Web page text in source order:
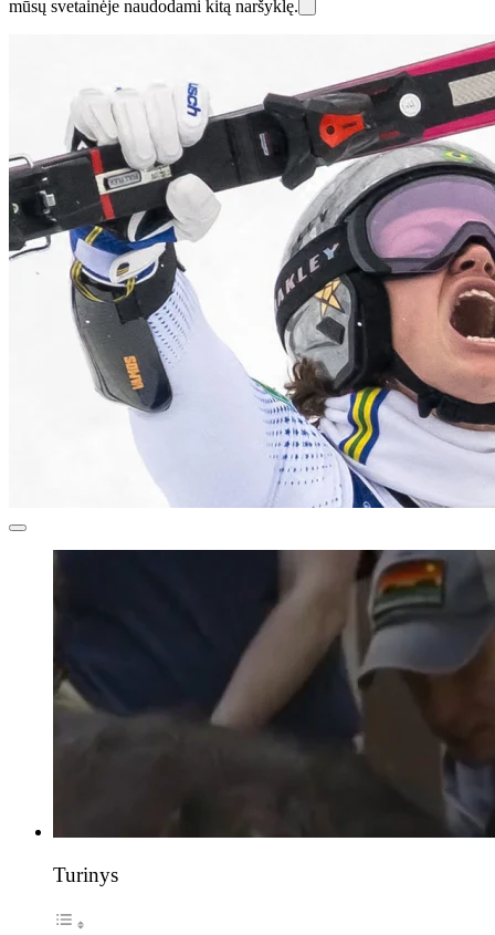
mūsų svetainėje naudodami kitą naršyklę.
Turinys